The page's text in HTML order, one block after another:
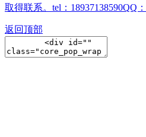
取得联系。tel：18937138590QQ
返回顶部